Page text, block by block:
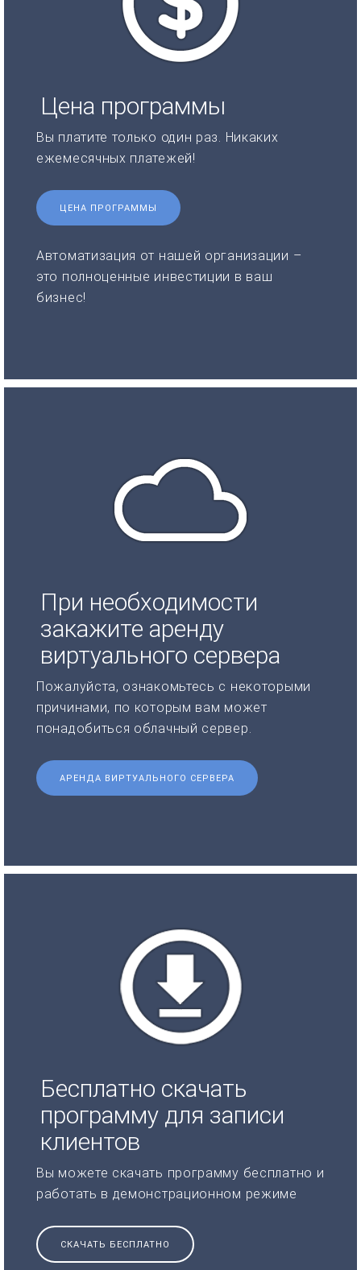
Цена программы
Вы платите только один раз. Никаких
ежемесячных платежей!
ЦЕНА ПРОГРАММЫ
Автоматизация от нашей организации –
это полноценные инвестиции в ваш
бизнес!
При необходимости
закажите аренду
виртуального сервера
Пожалуйста, ознакомьтесь с некоторыми
причинами, по которым вам может
понадобиться облачный сервер.
АРЕНДА ВИРТУАЛЬНОГО СЕРВЕРА
Бесплатно скачать
программу для записи
клиентов
Вы можете скачать программу бесплатно и
работать в демонстрационном режиме
СКАЧАТЬ БЕСПЛАТНО